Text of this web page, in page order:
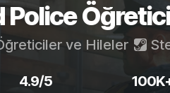
ve Hileler
4.9/5